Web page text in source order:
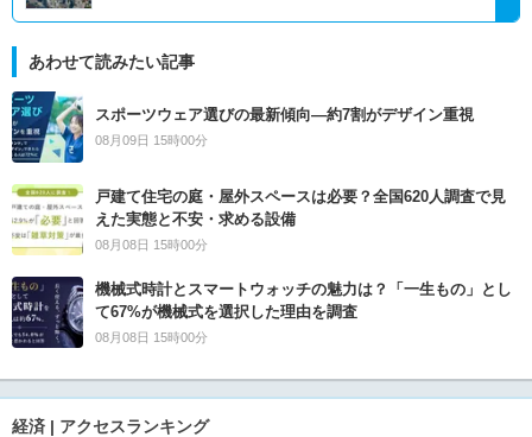
あわせて読みたい記事
スポーツウェア選びの最新傾向―約7割がデザイン重視
08月09日 15時00分
戸建て住宅の庭・屋外スペースは必要？全国620人調査で見
えた実態と不安・求める設備
08月08日 15時00分
機械式時計とスマートウォッチの魅力は？「一生もの」とし
て67%が機械式を選択した理由を調査
08月08日 15時00分
経済 | アクセスランキング